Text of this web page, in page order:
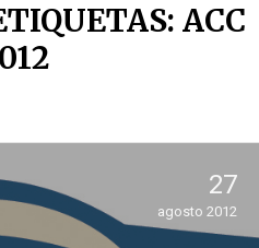
ACC
27
agosto 2012